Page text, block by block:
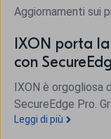
Aggiornamenti sui
IXON porta
con
IXON è orgogliosa
SecureEdge Pro.
Leggi di più